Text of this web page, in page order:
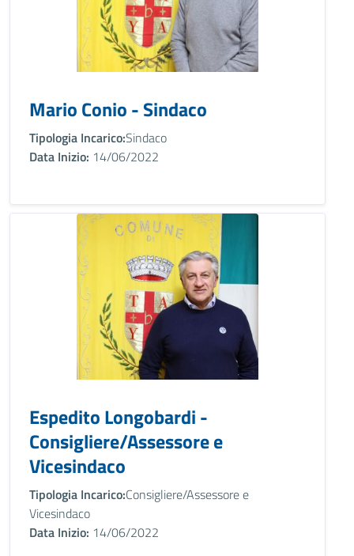
Mario Conio - Sindaco
Tipologia Incarico:Sindaco
Data Inizio: 14/06/2022
Espedito Longobardi -
Consigliere/Assessore e
Vicesindaco
Tipologia Incarico:Consigliere/Assessore e
Vicesindaco
Data Inizio: 14/06/2022